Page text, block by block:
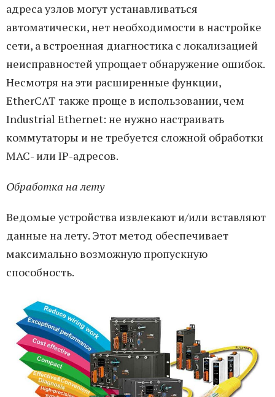
адреса узлов могут устанавливаться
автоматически, нет необходимости в настройке
сети, а встроенная диагностика с локализацией
неисправностей упрощает обнаружение ошибок.
Несмотря на эти расширенные функции,
EtherCAT также проще в использовании, чем
Industrial Ethernet: не нужно настраивать
коммутаторы и не требуется сложной обработки
MAC- или IP-адресов.
Обработка на лету
Ведомые устройства извлекают и/или вставляют
данные на лету. Этот метод обеспечивает
максимально возможную пропускную
способность.